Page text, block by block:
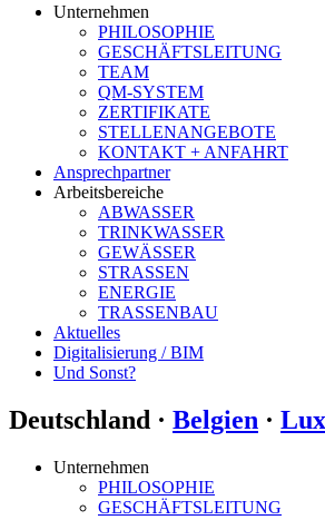
Unternehmen
PHILOSOPHIE
GESCHÄFTSLEITUNG
TEAM
QM-SYSTEM
ZERTIFIKATE
STELLENANGEBOTE
KONTAKT + ANFAHRT
Ansprechpartner
Arbeitsbereiche
ABWASSER
TRINKWASSER
GEWÄSSER
STRASSEN
ENERGIE
TRASSENBAU
Aktuelles
Digitalisierung / BIM
Und Sonst?
Deutschland · Belgien ·
Unternehmen
PHILOSOPHIE
GESCHÄFTSLEITUNG